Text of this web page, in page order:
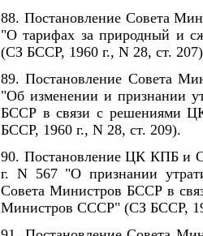
88. Постановление Совета
"О тарифах за природный и
(СЗ БССР, 1960 г., N 28, ст.
89. Постановление Совета
"Об изменении и признании
БССР в связи с решениями
БССР, 1960 г., N 28, ст. 209).
90. Постановление ЦК КПБ и
г. N 567 "О признании
Совета Министров БССР в
Министров СССР" (СЗ БССР,